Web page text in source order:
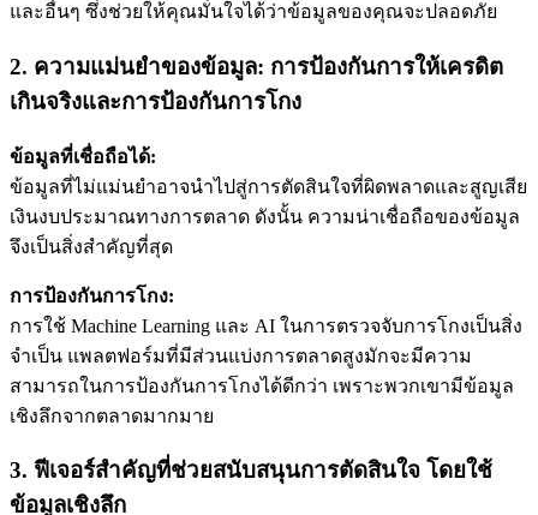
และอื่นๆ ซึ่งช่วยให้คุณมั่นใจได้ว่าข้อมูลของคุณจะปลอดภัย
2. ความแม่นยำของข้อมูล: การป้องกันการให้เครดิต
เกินจริงและการป้องกันการโกง
ข้อมูลที่เชื่อถือได้:
ข้อมูลที่ไม่แม่นยำอาจนำไปสู่การตัดสินใจที่ผิดพลาดและสูญเสีย
เงินงบประมาณทางการตลาด ดังนั้น ความน่าเชื่อถือของข้อมูล
จึงเป็นสิ่งสำคัญที่สุด
การป้องกันการโกง:
การใช้ Machine Learning และ AI ในการตรวจจับการโกงเป็นสิ่ง
จำเป็น แพลตฟอร์มที่มีส่วนแบ่งการตลาดสูงมักจะมีความ
สามารถในการป้องกันการโกงได้ดีกว่า เพราะพวกเขามีข้อมูล
เชิงลึกจากตลาดมากมาย
3. ฟีเจอร์สำคัญที่ช่วยสนับสนุนการตัดสินใจ โดยใช้
ข้อมูลเชิงลึก